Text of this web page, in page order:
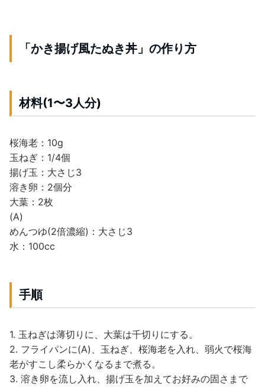
「かき揚げ風たぬき丼」の作り方
材料(1〜3人分)
桜海老：10g
玉ねぎ：1/4個
揚げ玉：大さじ3
溶き卵：2個分
大葉：2枚
(A)
めんつゆ(2倍濃縮)：大さじ3
水：100cc
手順
1. 玉ねぎは薄切りに、大葉は千切りにする。
2. フライパンに(A)、玉ねぎ、桜海老を入れ、弱火で桜海
老がすこし柔らかくなるまで煮る。
3. 溶き卵を流し入れ、揚げ玉を加えてお好みの固さまで